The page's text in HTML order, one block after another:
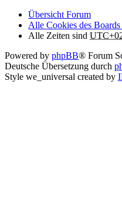
Übersicht Forum
Alle Cookies des Boards
Alle Zeiten sind
Powered by phpBB® Forum
Deutsche Übersetzung durch
Style we_universal created by